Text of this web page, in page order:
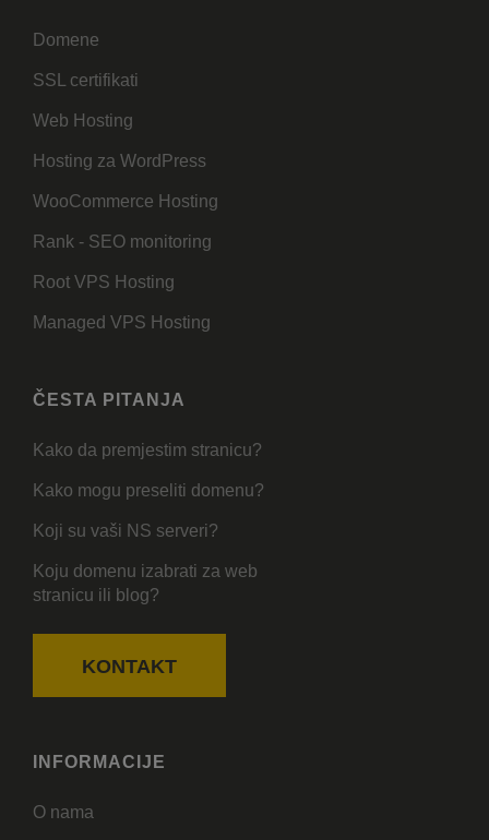
Domene
SSL certifikati
Web Hosting
Hosting za WordPress
WooCommerce Hosting
Rank - SEO monitoring
Root VPS Hosting
Managed VPS Hosting
ČESTA PITANJA
Kako da premjestim stranicu?
Kako mogu preseliti domenu?
Koji su vaši NS serveri?
Koju domenu izabrati za web
stranicu ili blog?
KONTAKT
INFORMACIJE
O nama